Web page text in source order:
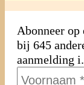
Abonneer
bij 645
aanmelding